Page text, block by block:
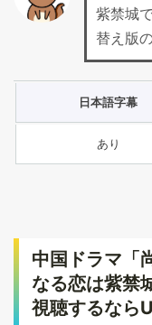
紫禁城
替え版
日本語字幕
あり
中国ドラマ「
なる恋は紫禁
視聴するなら